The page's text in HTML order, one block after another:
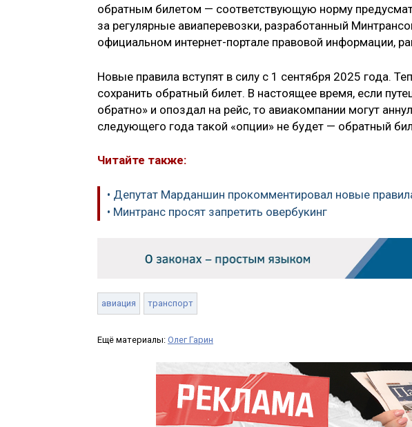
обратным билетом — соответствующую норму
за регулярные авиаперевозки, разработанный
официальном интернет-портале правовой информации,
Новые правила вступят в силу с 1 сентября 2025 года.
сохранить обратный билет. В настоящее время, если
обратно» и опоздал на рейс, то авиакомпании могут
следующего года такой «опции» не будет — обратный
Читайте также:
• Депутат Марданшин прокомментировал новые
• Минтранс просят запретить овербукинг
авиация транспорт
Ещё материалы: Олег Гарин